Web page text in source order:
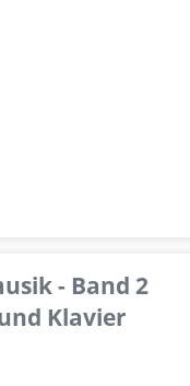
- Band 2
Klavier